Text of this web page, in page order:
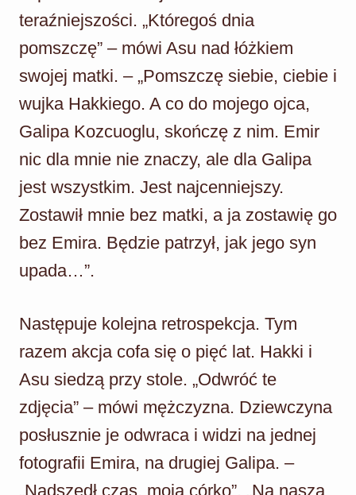
teraźniejszości. „Któregoś dnia
pomszczę” – mówi Asu nad łóżkiem
swojej matki. – „Pomszczę siebie, ciebie i
wujka Hakkiego. A co do mojego ojca,
Galipa Kozcuoglu, skończę z nim. Emir
nic dla mnie nie znaczy, ale dla Galipa
jest wszystkim. Jest najcenniejszy.
Zostawił mnie bez matki, a ja zostawię go
bez Emira. Będzie patrzył, jak jego syn
upada…”.
Następuje kolejna retrospekcja. Tym
razem akcja cofa się o pięć lat. Hakki i
Asu siedzą przy stole. „Odwróć te
zdjęcia” – mówi mężczyzna. Dziewczyna
posłusznie je odwraca i widzi na jednej
fotografii Emira, na drugiej Galipa. –
„Nadszedł czas, moja córko”. „Na naszą